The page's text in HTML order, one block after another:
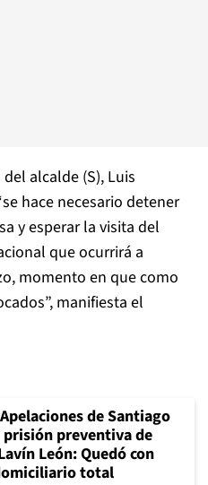
alcalde (S), Luis
hace necesario detener
y esperar la visita del
que ocurrirá a
momento en que como
manifiesta el
de Santiago
prisión preventiva de
León: Quedó con
total